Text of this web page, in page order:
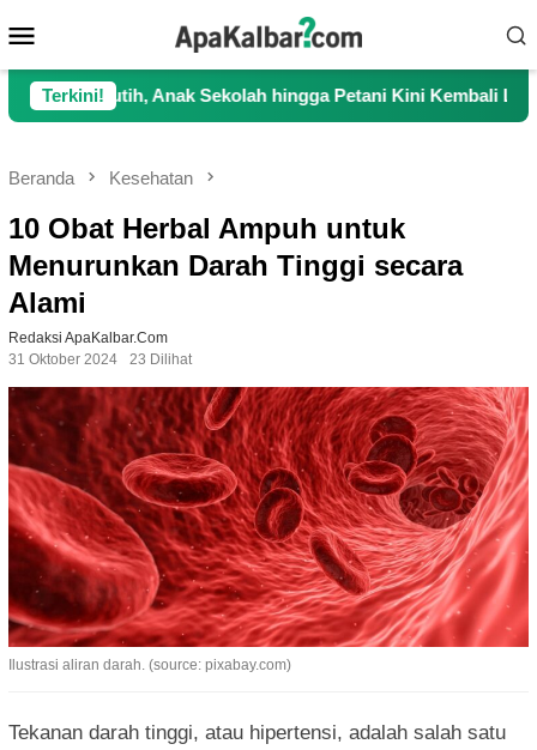
ke
kontenMobile
Terkini!
Sekolah hingga Petani Kini Kembali Lancar Beraktivitas
Beranda Kesehatan
10 Obat Herbal Ampuh untuk
Menurunkan Darah Tinggi secara
Alami
Redaksi ApaKalbar.com
31 Oktober 2024
23 Dilihat
Ilustrasi aliran darah. (source: pixabay.com)
Tekanan darah tinggi, atau hipertensi, adalah salah satu